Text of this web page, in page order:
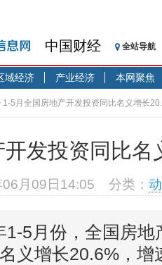
中国财经 全站导航
域经济 产业经济 本网聚焦
1-5月全国房地产开发投资同比名义增长
发投资同比名
月09日14:05 分类：
1-5月份，全国房地
义增长20.6%，增